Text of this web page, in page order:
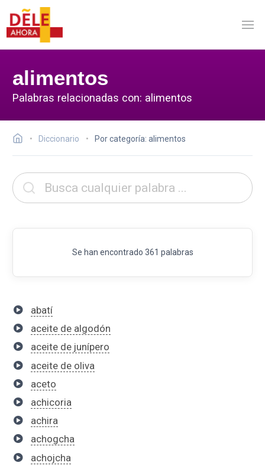
alimentos
Palabras relacionadas con: alimentos
Diccionario Por categoría: alimentos
Se han encontrado 361 palabras
abatí
aceite de algodón
aceite de junípero
aceite de oliva
aceto
achicoria
achira
achogcha
achojcha